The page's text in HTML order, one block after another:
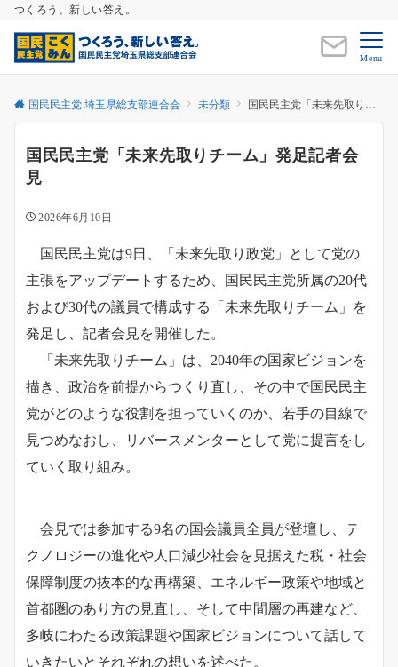
つくろう、新しい答え。
Menu
国民民主党 埼玉県総支部連合会 未分類 国民民主党「未来先取りチーム」発足記者会見
国民民主党「未来先取りチーム」発足記者会
見
2026年6月10日
国民民主党は9日、「未来先取り政党」として党の
主張をアップデートするため、国民民主党所属の20代
および30代の議員で構成する「未来先取りチーム」を
発足し、記者会見を開催した。
「未来先取りチーム」は、2040年の国家ビジョンを
描き、政治を前提からつくり直し、その中で国民民主
党がどのような役割を担っていくのか、若手の目線で
見つめなおし、リバースメンターとして党に提言をし
ていく取り組み。
会見では参加する9名の国会議員全員が登壇し、テ
クノロジーの進化や人口減少社会を見据えた税・社会
保障制度の抜本的な再構築、エネルギー政策や地域と
首都圏のあり方の見直し、そして中間層の再建など、
多岐にわたる政策課題や国家ビジョンについて話して
いきたいとそれぞれの想いを述べた。